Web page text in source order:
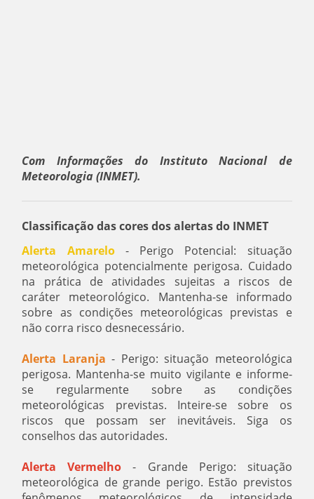
Com Informações do Instituto Nacional de
Meteorologia (INMET).
Classificação das cores dos alertas do INMET
Alerta Amarelo- Perigo Potencial: situação
meteorológica potencialmente perigosa. Cuidado
na prática de atividades sujeitas a riscos de
caráter meteorológico. Mantenha-se informado
sobre as condições meteorológicas previstas e
não corra risco desnecessário.
Alerta Laranja - Perigo: situação meteorológica
perigosa. Mantenha-se muito vigilante e informe-
se regularmente sobre as condições
meteorológicas previstas. Inteire-se sobre os
riscos que possam ser inevitáveis. Siga os
conselhos das autoridades.
Alerta Vermelho - Grande Perigo: situação
meteorológica de grande perigo. Estão previstos